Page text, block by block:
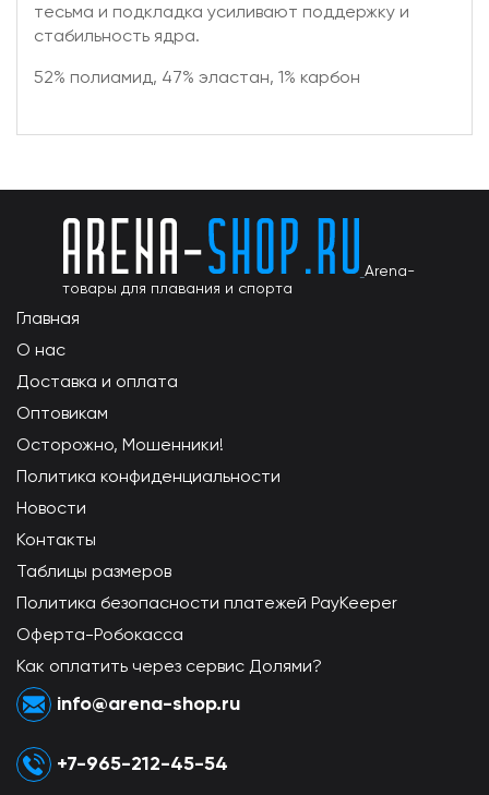
тесьма и подкладка усиливают поддержку и
стабильность ядра.
52% полиамид, 47% эластан, 1% карбон
Arena-
товары для плавания и спорта
Главная
О нас
Доставка и оплата
Оптовикам
Осторожно, Мошенники!
Политика конфиденциальности
Новости
Контакты
Таблицы размеров
Политика безопасности платежей PayKeeper
Оферта-Робокасса
Как оплатить через сервис Долями?
info@arena-shop.ru
+7-965-212-45-54